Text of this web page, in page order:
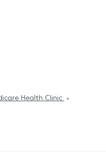
Health Clinic